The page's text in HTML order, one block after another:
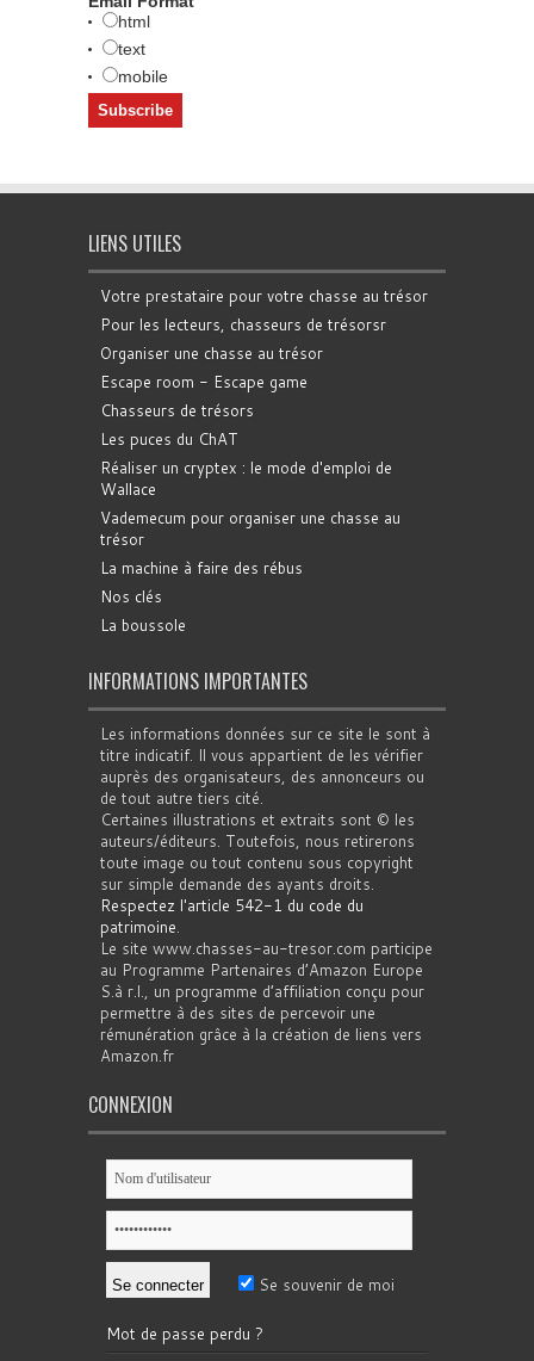
html
text
mobile
LIENS UTILES
Votre prestataire pour votre chasse au trésor
Pour les lecteurs, chasseurs de trésorsr
Organiser une chasse au trésor
Escape room - Escape game
Chasseurs de trésors
Les puces du ChAT
Réaliser un cryptex : le mode d'emploi de
Wallace
Vademecum pour organiser une chasse au
trésor
La machine à faire des rébus
Nos clés
La boussole
INFORMATIONS IMPORTANTES
Les informations données sur ce site le sont à
titre indicatif. Il vous appartient de les vérifier
auprès des organisateurs, des annonceurs ou
de tout autre tiers cité.
Certaines illustrations et extraits sont © les
auteurs/éditeurs. Toutefois, nous retirerons
toute image ou tout contenu sous copyright
sur simple demande des ayants droits.
Respectez l'article 542-1 du code du
patrimoine.
Le site www.chasses-au-tresor.com participe
au Programme Partenaires d’Amazon Europe
S.à r.l., un programme d’affiliation conçu pour
permettre à des sites de percevoir une
rémunération grâce à la création de liens vers
Amazon.fr
CONNEXION
Se souvenir de moi
Mot de passe perdu ?